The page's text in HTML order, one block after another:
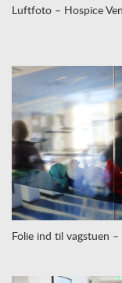
Luftfoto – Hospice
Folie ind til vagstuen –